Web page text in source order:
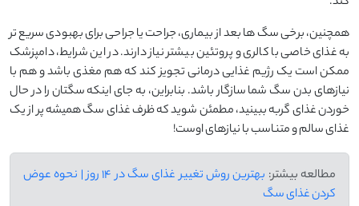
همچنین، برخی سگ ‌ها بعد از بیماری، جراحت یا جراحی برای بهبودی سریع‌ تر
به غذای خاصی با کالری و پروتئین بیشتر نیاز دارند. در این شرایط، دامپزشک
ممکن است یک رژیم غذایی درمانی تجویز کند که هم مغذی باشد و هم با
نیازهای بدن سگ شما سازگار باشد. بنابراین، به جای اینکه سگتان را در حال
خوردن غذای گربه ببینید، مطمئن شوید که ظرف غذای سگ همیشه پر از یک
غذای سالم و متناسب با نیازهای اوست!
مطالعه بیشتر:
بهترین روش تغییر غذای سگ در 14 روز | نحوه عوض
کردن غذای سگ